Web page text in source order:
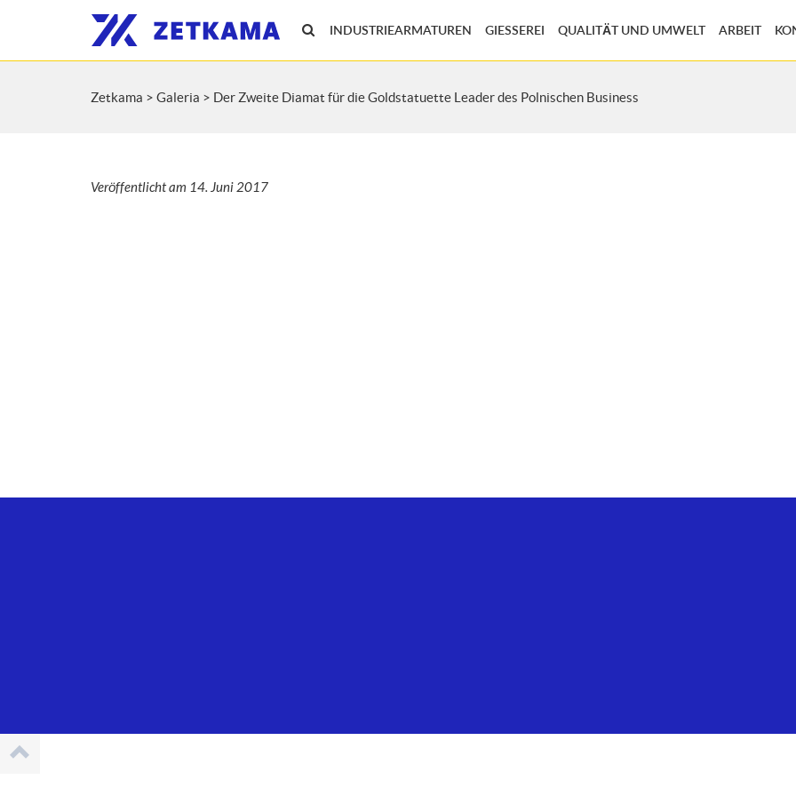
INDUSTRIEARMATUREN GIESSEREI QUALITÄT UND UMWELT ARBEIT
Zetkama > Galeria > Der Zweite Diamat für die Goldstatuette Leader des Polnischen Business
Veröffentlicht am 14. Juni 2017